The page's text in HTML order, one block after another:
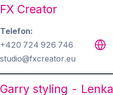
FX Creator
Telefon
+420 724 926 746
studio@fxcreator.eu
Garry styling - Lenka